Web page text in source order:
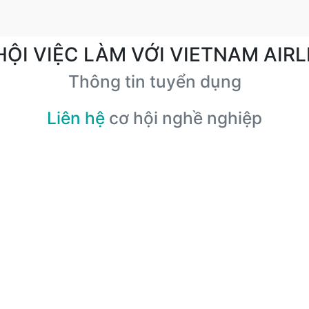
VIỆC LÀM VỚI VIETNAM
Thông tin tuyển dụng
Liên hệ cơ hội nghề nghiệp